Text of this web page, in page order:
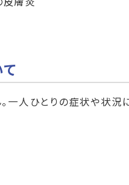
一人ひとりの症状や状況